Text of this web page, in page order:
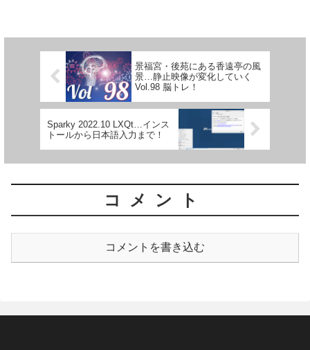
景福宮・後苑にある香遠亭の風
景…静止映像が変化していく
Vol.98 脳トレ！
Sparky 2022.10 LXQt…インス
トールから日本語入力まで！
コメント
コメントを書き込む